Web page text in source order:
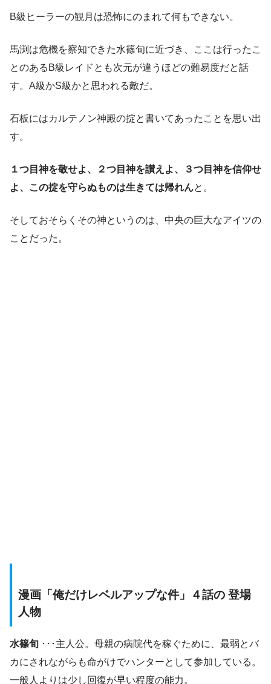
B級ヒーラーの観月は恐怖にのまれて何もできない。
馬渕は危機を察知できた水篠旬に近づき、ここは行ったこ
とのあるB級レイドとも次元が違うほどの難易度だと話
す。A級かS級かと思われる敵だ。
石板にはカルテノン神殿の掟と書いてあったことを思い出
す。
１つ目神を敬せよ、２つ目神を讃えよ、３つ目神を信仰せ
よ、この掟を守らぬものは生きては帰れんと。
そしておそらくその神というのは、中央の巨大なアイツの
ことだった。
漫画「俺だけレベルアップな件」４話の 登場
人物
水篠旬 ･･･主人公。母親の病院代を稼ぐために、最弱とバ
カにされながらも命がけでハンターとして参加している。
一般人よりは少し回復が早い程度の能力。